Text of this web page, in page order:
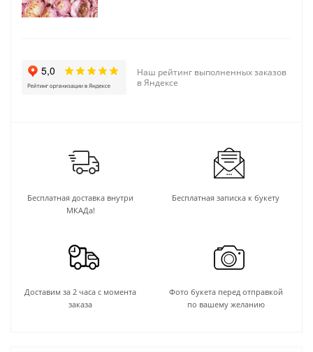
Наш рейтинг выполненных заказов
в Яндексе
Бесплатная доставка внутри
МКАДа!
Бесплатная записка к букету
Доставим за 2 часа с момента
заказа
Фото букета перед отправкой
по вашему желанию